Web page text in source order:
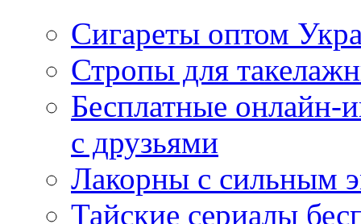
Сигареты оптом
Стропы для
Бесплатные
с друзьями
Лакорны с сильным
Тайские сериалы